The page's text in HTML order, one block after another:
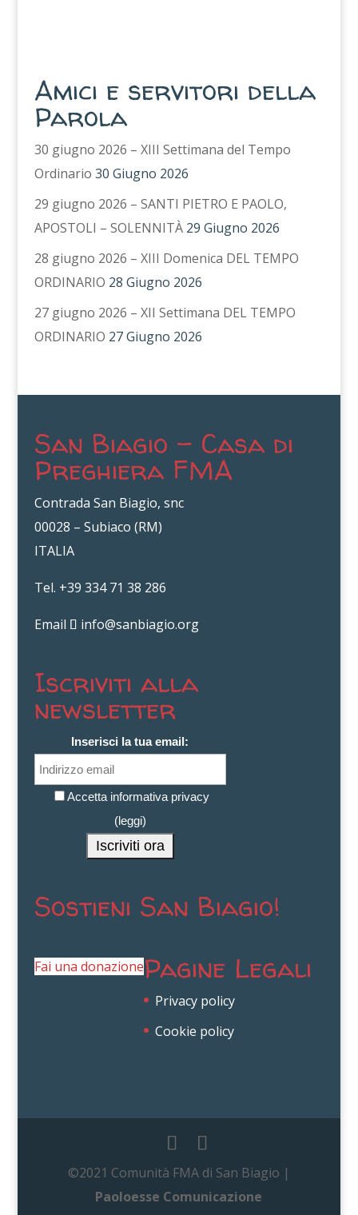
Amici e servitori della
Parola
30 giugno 2026 – XIII Settimana del Tempo
Ordinario 30 Giugno 2026
29 giugno 2026 – SANTI PIETRO E PAOLO,
APOSTOLI – SOLENNITÀ 29 Giugno 2026
28 giugno 2026 – XIII Domenica DEL TEMPO
ORDINARIO 28 Giugno 2026
27 giugno 2026 – XII Settimana DEL TEMPO
ORDINARIO 27 Giugno 2026
San Biagio – Casa di
Preghiera FMA
Contrada San Biagio, snc
00028 – Subiaco (RM)
ITALIA
Tel. +39 334 71 38 286
Email info@sanbiagio.org
Iscriviti alla
newsletter
Inserisci la tua email:
Accetta informativa privacy
(leggi)
Sostieni San Biagio!
Fai una donazionePagine Legali
Privacy policy
Cookie policy
©2021 Comunità FMA di San Biagio |
Paoloesse Comunicazione